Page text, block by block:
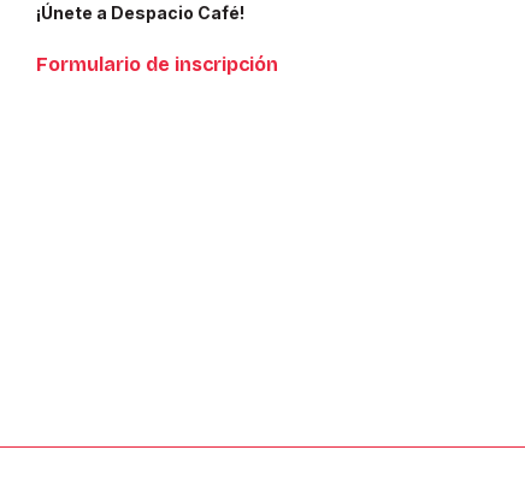
¡Únete a Despacio Café!
Formulario de inscripción